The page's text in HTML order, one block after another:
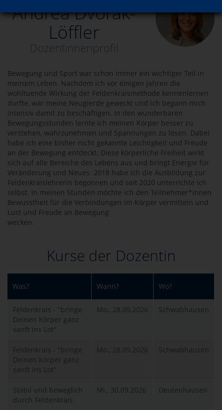
Andrea Dvorak-
Löffler
Dozentinnenprofil
Bewegung und Sport war schon immer ein wichtiger Teil in
meinem Leben. Nachdem ich vor einigen Jahren die
wohltuende Wirkung der Feldenkraismethode kennenlernen
durfte, war meine Neugierde geweckt und ich begann mich
intensiv damit zu beschäftigen. In den wunderbaren
Bewegungsstunden lernte ich meinen Körper besser zu
verstehen, wahrzunehmen und Spannungen zu lösen. Dabei
habe ich eine bisher nicht gekannte Leichtigkeit und Freude
an der Bewegung entdeckt. Diese körperliche Freiheit wirkt
sich auf alle Bereiche des Lebens aus und bringt Energie für
Veränderung und Neues. 2018 habe ich die Ausbildung zur
Feldenkraislehrerin begonnen und seit 2020 unterrichte ich
selbst. In meinen Stunden möchte ich den Teilnehmer*innen
Bewusstheit für die Verbindungen im Körper vermitteln und
Lust und Freude an Bewegung
wecken.
Kurse der Dozentin
Was? Wann? Wo?
Feldenkrais - "bringe
Deinen Körper ganz
sanft ins Lot"
Mo., 28.09.2026 Schwabhausen
Feldenkrais - "bringe
Deinen Körper ganz
sanft ins Lot"
Mo., 28.09.2026 Schwabhausen
Stabil und beweglich
durch Feldenkrais
Mi., 30.09.2026 Deutenhausen